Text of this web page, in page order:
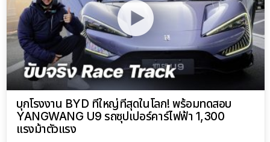
บุกโรงงาน BYD ที่ใหญ่ที่สุดในโลก! พร้อมทดสอบ
YANGWANG U9 รถซุปเปอร์คาร์ไฟฟ้า 1,300
แรงม้าตัวแรง